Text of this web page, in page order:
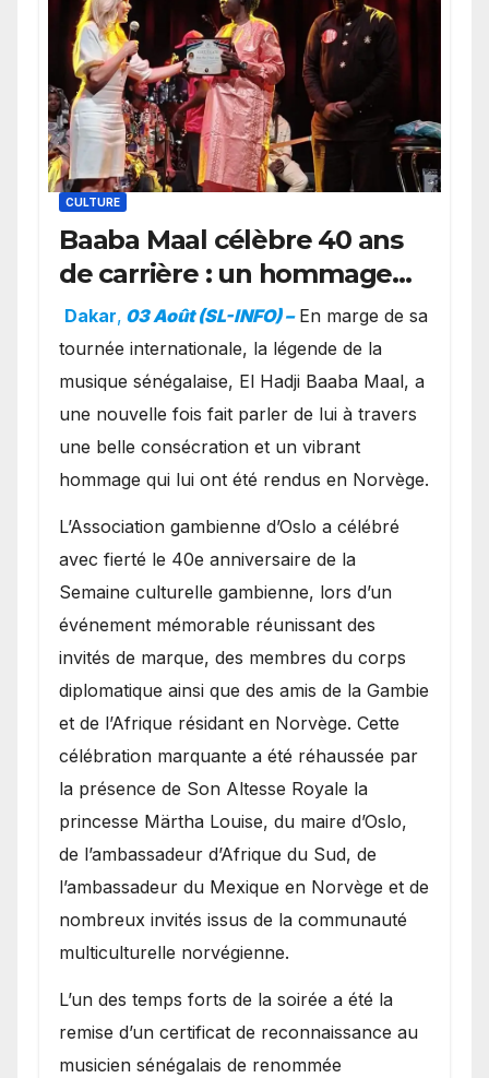
CULTURE
Baaba Maal célèbre 40 ans
de carrière : un hommage
exceptionnel à Oslo en
présence de la famille
royale.
Dakar, 03 Août (SL-INFO) – ​En marge de sa
tournée internationale, la légende de la
musique sénégalaise, El Hadji Baaba Maal, a
une nouvelle fois fait parler de lui à travers
une belle consécration et un vibrant
hommage qui lui ont été rendus en Norvège.
​L’Association gambienne d’Oslo a célébré
avec fierté le 40e anniversaire de la
Semaine culturelle gambienne, lors d’un
événement mémorable réunissant des
invités de marque, des membres du corps
diplomatique ainsi que des amis de la Gambie
et de l’Afrique résidant en Norvège. Cette
célébration marquante a été réhaussée par
la présence de Son Altesse Royale la
princesse Märtha Louise, du maire d’Oslo,
de l’ambassadeur d’Afrique du Sud, de
l’ambassadeur du Mexique en Norvège et de
nombreux invités issus de la communauté
multiculturelle norvégienne.
​L’un des temps forts de la soirée a été la
remise d’un certificat de reconnaissance au
musicien sénégalais de renommée